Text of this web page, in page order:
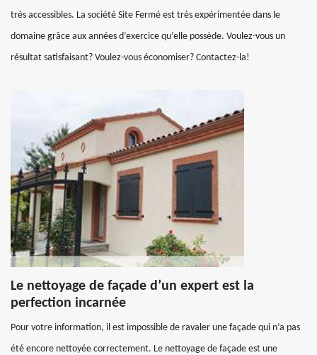
très accessibles. La société Site Fermé est très expérimentée dans le
domaine grâce aux années d’exercice qu’elle possède. Voulez-vous un
résultat satisfaisant? Voulez-vous économiser? Contactez-la!
Le nettoyage de façade d’un expert est la
perfection incarnée
Pour votre information, il est impossible de ravaler une façade qui n’a pas
été encore nettoyée correctement. Le nettoyage de façade est une